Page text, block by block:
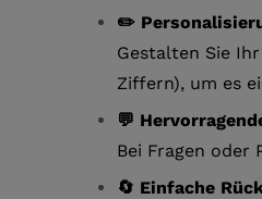
✏️
Gestalten Sie
Ziffern), um es
💬
Bei Fragen oder
🔄 Einfache